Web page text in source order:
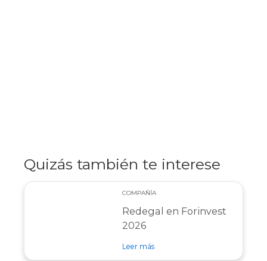
Quizás también te interese
COMPAÑÍA
Redegal en Forinvest
2026
Leer mássobre entrada Redegal en